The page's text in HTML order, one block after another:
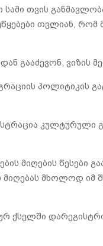
თვის
თვლიან,
გააძევონ, ვიზის
პოლიტიკის
კულტურული
მიღების წესები
მხოლოდ იმ
ქსელში